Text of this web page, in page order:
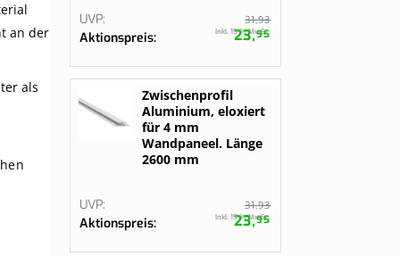
an der
als
UVP 31,93
Aktionspreis 23,95
Inkl. 19 % MwSt.
Zwischenprofil
Aluminium, eloxiert
für 4 mm
Wandpaneel. Länge
2600 mm
UVP 31,93
Aktionspreis 23,95
Inkl. 19 % MwSt.